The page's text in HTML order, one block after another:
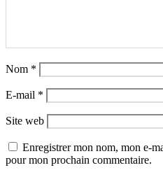
Nom *
E-mail *
Site web
Enregistrer mon nom, mon e-
pour mon prochain commentaire.